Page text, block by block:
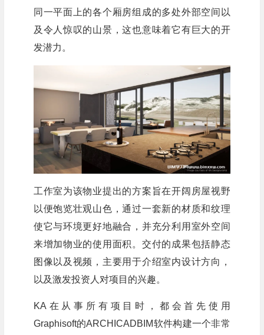
同一平面上的各个厢房组成的多处外部空间以
及令人惊叹的山景，这也意味着它有巨大的开
发潜力。
工作室为该物业提出的方案旨在开阔房屋视野
以便饱览壮观山色，通过一套新的材质和纹理
使它与环境更好地融合，并充分利用室外空间
来增加物业的使用面积。交付的成果包括静态
图像以及视频，主要用于介绍室内设计方向，
以及激发投资人对项目的兴趣。
KA在从事所有项目时，都会首先使用
Graphisoft的ARCHICADBIM软件构建一个非常